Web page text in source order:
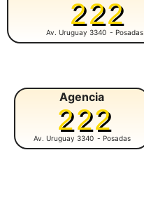
222
Av. Uruguay 3340 - Posadas
Agencia
222
Av. Uruguay 3340 - Posadas